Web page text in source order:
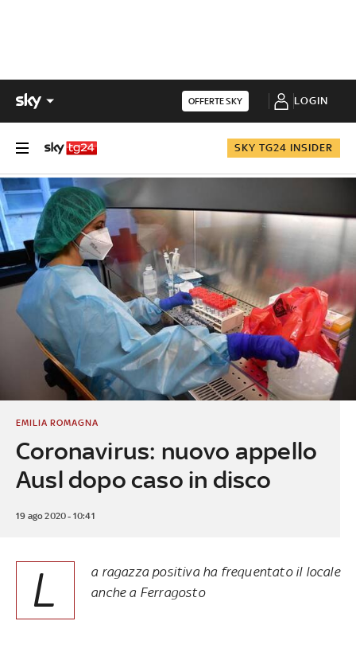
OFFERTE SKY LOGIN
SKY TG24 INSIDER
Coronavirus: nuovo appello
Ausl dopo caso in disco
EMILIA ROMAGNA
19 ago 2020 - 10:41
L
a ragazza positiva ha frequentato il locale
anche a Ferragosto